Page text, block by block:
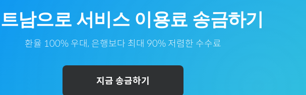
남으로 서비스 이용료 송금하기
환율 100% 우대, 은행보다 최대 90% 저렴한 수수료
지금 송금하기